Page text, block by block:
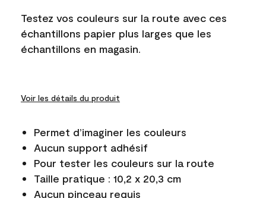
Testez vos couleurs sur la route avec ces
échantillons papier plus larges que les
échantillons en magasin.
Voir les détails du produit
Permet d’imaginer les couleurs
Aucun support adhésif
Pour tester les couleurs sur la route
Taille pratique : 10,2 x 20,3 cm
Aucun pinceau requis